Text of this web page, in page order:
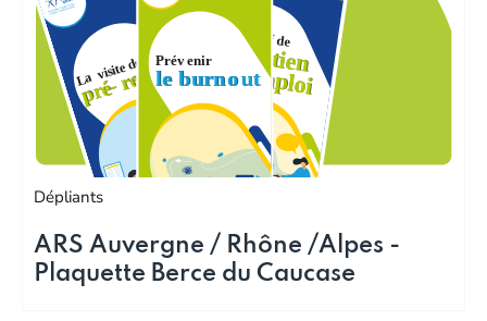
Dépliants
ARS Auvergne / Rhône /Alpes -
Plaquette Berce du Caucase